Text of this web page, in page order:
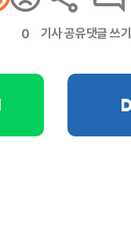
0 기사 공유댓글 쓰기